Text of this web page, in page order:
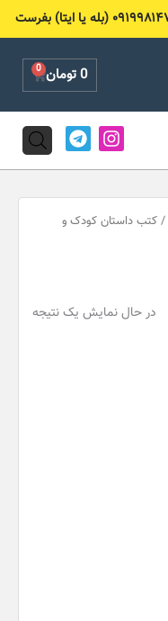
0تومان 0
Cart
I
n
s
a
g
T
e
l
g
r
/ کتب داستان کودک و
در حال نمایش یک نتیجه